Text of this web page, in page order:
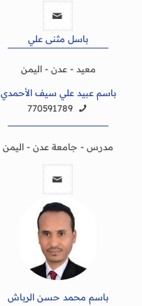
باسل مثنى علي
معيد - عدن - اليمن
باسم عبيد علي سيف الأحمدي
770591789
مدرس - جامعة عدن - اليمن
باسم محمد حسن الرباش